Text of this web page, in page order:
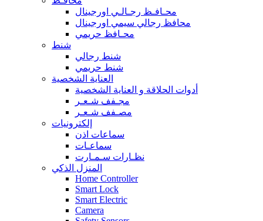
محـافـظ رجـالـي اورجينال
محافظ رجالي سيمي اورجينال
محـافظ حريمي
شنط
شنط رجالي
شنط حريمي
العناية الشخصية
أدوات الحلاقة و العناية الشخصية
مجـفف شـعـر
مصـفف شـعـر
إلكترونيات
سماعات اذن
سماعـات
نظـارات سـمـارت
المنزل الذكي
Home Controller
Smart Lock
Smart Electric
Camera